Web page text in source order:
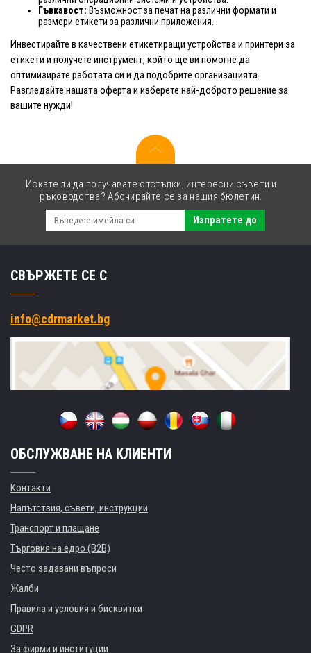
Гъвкавост: Възможност за печат на различни формати и
размери етикети за различни приложения.
Инвестирайте в качествени етикетиращи устройства и принтери за
етикети и получете инструмент, който ще ви помогне да
оптимизирате работата си и да подобрите организацията.
Разгледайте нашата оферта и изберете най-доброто решение за
вашите нужди!
Искате ли да получавате отстъпки, интересни съвети и
ръководства? Абонирайте се за нашия бюлетин.
Изпратете до
СВЪРЖЕТЕ СЕ С
info@cdrmarket.bg
ОБСЛУЖВАНЕ НА КЛИЕНТИ
Контакти
Напътствия, съвети, инструкции
Транспорт и плащане
Търговия на едро (B2B)
Често задавани въпроси
Жалби
Правила и условия и бисквитки
GDPR
За фирми и институции